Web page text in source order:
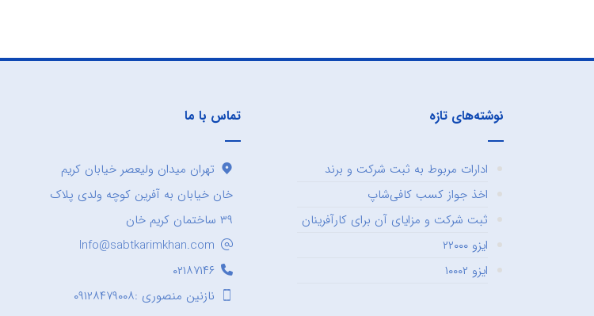
نوشته‌های تازه
ادارات مربوط به ثبت شرکت و برند
اخذ جواز کسب کافی‌شاپ
ثبت شرکت و مزایای آن برای کارآفرینان
ایزو ۲۲۰۰۰
ایزو ۱۰۰۰۲
تماس با ما
تهران میدان ولیعصر خیابان کریم
خان خیابان به آفرین کوچه ولدی پلاک
۳۹ ساختمان کریم خان
Info@sabtkarimkhan.com
۰۲۱۸۷۱۴۶
نازنین منصوری :۰۹۱۲۸۴۷۹۰۰۸